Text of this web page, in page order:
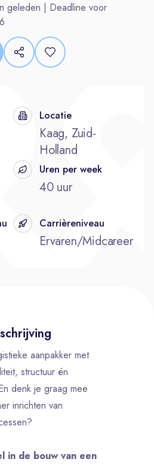
geleden | Deadline voor
Locatie
Kaag, Zuid-
Holland
Uren per week
40 uur
Carrièreniveau
Ervaren/Midcareer
aanpakker met
structuur én
denk je graag mee
inrichten van
in de bouw van een